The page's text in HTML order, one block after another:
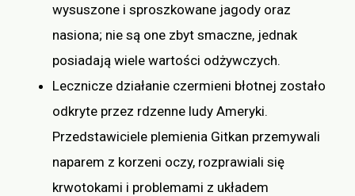
wysuszone i sproszkowane jagody oraz
nasiona; nie są one zbyt smaczne, jednak
posiadają wiele wartości odżywczych.
Lecznicze działanie czermieni błotnej zostało
odkryte przez rdzenne ludy Ameryki.
Przedstawiciele plemienia Gitkan przemywali
naparem z korzeni oczy, rozprawiali się
krwotokami i problemami z układem